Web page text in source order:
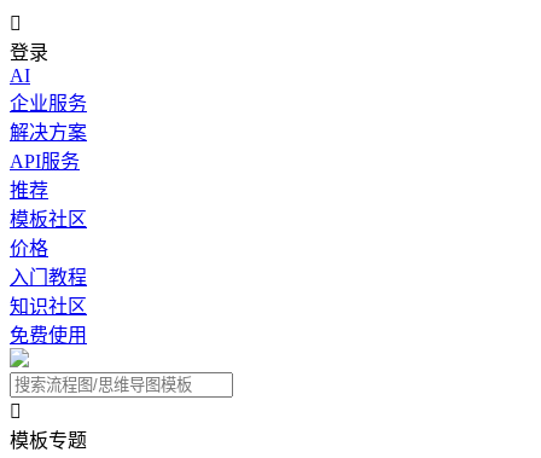

登录
AI
企业服务
解决方案
API服务
推荐
模板社区
价格
入门教程
知识社区
免费使用

模板专题